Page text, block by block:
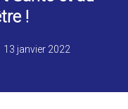
!
13 janvier 2022